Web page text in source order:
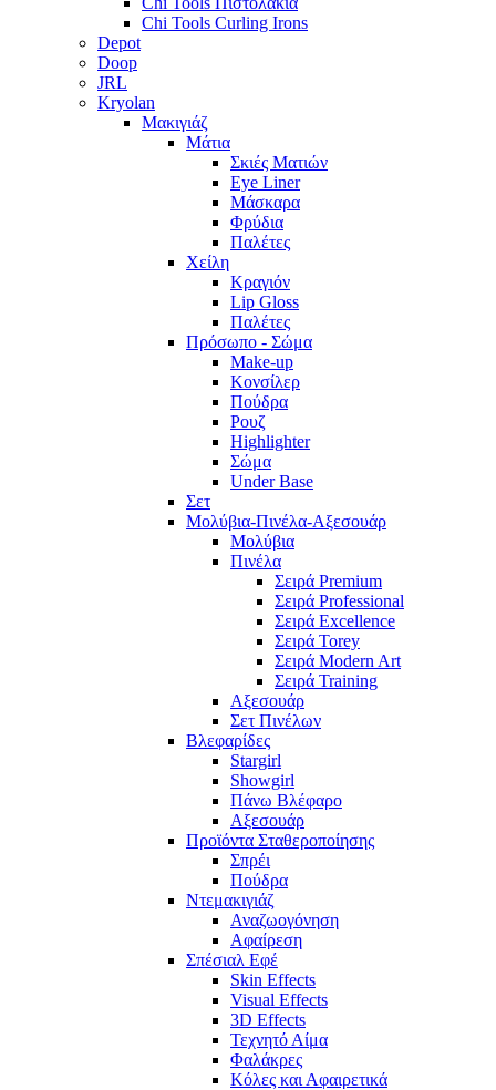
Chi Tools Curling Irons
Depot
Doop
JRL
Kryolan
Μακιγιάζ
Μάτια
Σκιές Ματιών
Eye Liner
Μάσκαρα
Φρύδια
Παλέτες
Χείλη
Κραγιόν
Lip Gloss
Παλέτες
Πρόσωπο - Σώμα
Make-up
Κονσίλερ
Πούδρα
Ρουζ
Highlighter
Σώμα
Under Base
Σετ
Μολύβια-Πινέλα-Αξεσουάρ
Μολύβια
Πινέλα
Σειρά Premium
Σειρά Professional
Σειρά Excellence
Σειρά Torey
Σειρά Modern Art
Σειρά Training
Αξεσουάρ
Σετ Πινέλων
Βλεφαρίδες
Stargirl
Showgirl
Πάνω Βλέφαρο
Αξεσουάρ
Προϊόντα Σταθεροποίησης
Σπρέι
Πούδρα
Ντεμακιγιάζ
Αναζωογόνηση
Αφαίρεση
Σπέσιαλ Εφέ
Skin Effects
Visual Effects
3D Effects
Τεχνητό Αίμα
Φαλάκρες
Κόλες και Αφαιρετικά